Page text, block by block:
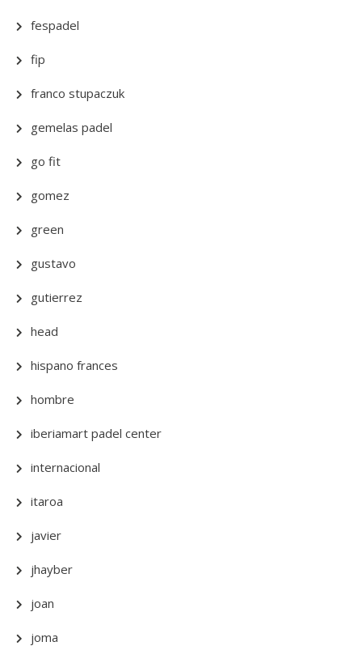
fespadel
fip
franco stupaczuk
gemelas padel
go fit
gomez
green
gustavo
gutierrez
head
hispano frances
hombre
iberiamart padel center
internacional
itaroa
javier
jhayber
joan
joma